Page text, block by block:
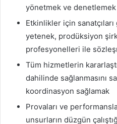
yönetmek ve denetlemek
Etkinlikler için
yetenek, prodüksiyon
profesyonelleri ile
Tüm hizmetlerin
dahilinde sağlanmasını
koordinasyon sağlamak
Provaları ve
unsurların düzgün